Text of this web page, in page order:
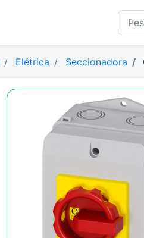
Elétrica Seccionadora